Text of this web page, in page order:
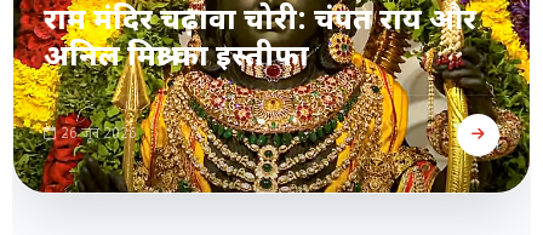
राम मंदिर चढ़ावा चोरी: चंपत राय और
अनिल मिश्रा का इस्तीफा
26 जून 2026